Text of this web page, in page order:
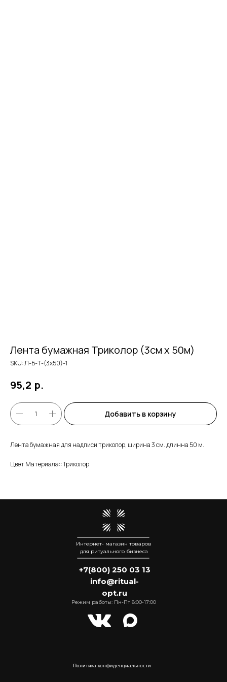
Лента бумажная Триколор (3см х 50м)
SKU:Л-Б-Т-(3х50)-1
95,2 р.
Добавить в корзину
Лента бумажная для надписи триколор, ширина 3 см. длинна 50 м.
Цвет Материала:: Триколор
Режим работы: Пн-Пт 8:00-17:00
Политика конфиденциальности
Интернет- магазин товаров
для ритуального бизнеса
+7(800) 250 03 13
info@ritual-
opt.ru